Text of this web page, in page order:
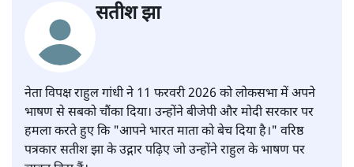
सतीश झा
नेता विपक्ष राहुल गांधी ने 11 फरवरी 2026 को लोकसभा में अपने
भाषण से सबको चौंका दिया। उन्होंने बीजेपी और मोदी सरकार पर
हमला करते हुए कि "आपने भारत माता को बेच दिया है।" वरिष्ठ
पत्रकार सतीश झा के उद्गार पढ़िए जो उन्होंने राहुल के भाषण पर